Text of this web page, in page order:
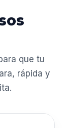
que tu
rápida y